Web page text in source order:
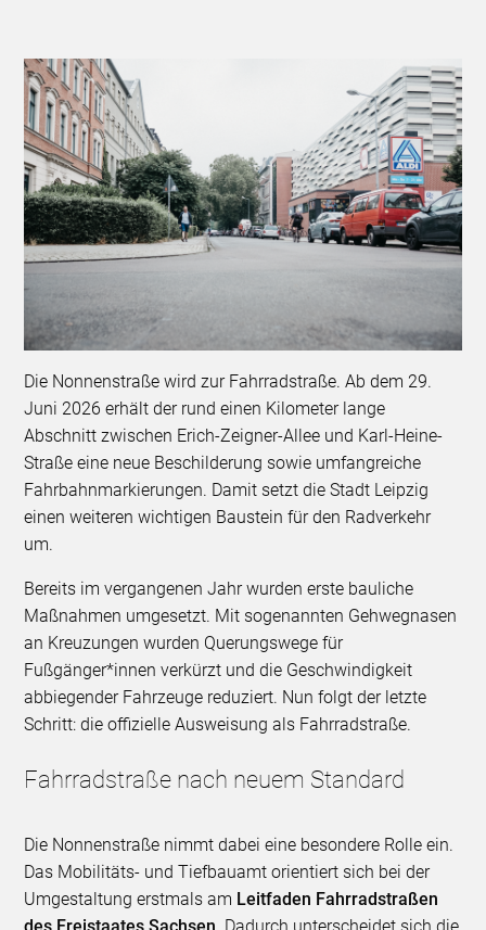
Die Nonnenstraße wird zur Fahrradstraße. Ab dem 29.
Juni 2026 erhält der rund einen Kilometer lange
Abschnitt zwischen Erich-Zeigner-Allee und Karl-Heine-
Straße eine neue Beschilderung sowie umfangreiche
Fahrbahnmarkierungen. Damit setzt die Stadt Leipzig
einen weiteren wichtigen Baustein für den Radverkehr
um.
Bereits im vergangenen Jahr wurden erste bauliche
Maßnahmen umgesetzt. Mit sogenannten Gehwegnasen
an Kreuzungen wurden Querungswege für
Fußgänger*innen verkürzt und die Geschwindigkeit
abbiegender Fahrzeuge reduziert. Nun folgt der letzte
Schritt: die offizielle Ausweisung als Fahrradstraße.
Fahrradstraße nach neuem Standard
Die Nonnenstraße nimmt dabei eine besondere Rolle ein.
Das Mobilitäts- und Tiefbauamt orientiert sich bei der
Umgestaltung erstmals am Leitfaden Fahrradstraßen
des Freistaates Sachsen. Dadurch unterscheidet sich die